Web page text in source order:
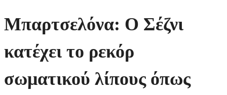
Μπαρτσελόνα: Ο Σέζνι
κατέχει το ρεκόρ
σωματικού λίπους όπως